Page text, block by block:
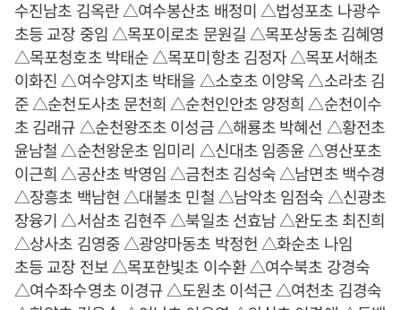
수진남초 김옥란 △여수봉산초 배정미 △법성포초 나광수
초등 교장 중임 △목포이로초 문원길 △목포상동초 김혜영
△목포청호초 박태순 △목포미항초 김정자 △목포서해초
이화진 △여수양지초 박태을 △소호초 이양옥 △소라초 김
준 △순천도사초 문천희 △순천인안초 양정희 △순천이수
초 김래규 △순천왕조초 이성금 △해룡초 박혜선 △황전초
윤남철 △순천왕운초 임미리 △신대초 임종윤 △영산포초
이근희 △공산초 박영임 △금천초 김성숙 △남면초 백수경
△장흥초 백남현 △대불초 민철 △남악초 임점숙 △신광초
장융기 △서삼초 김현주 △북일초 선효남 △완도초 최진희
△상사초 김영중 △광양마동초 박정헌 △화순초 나임
초등 교장 전보 △목포한빛초 이수환 △여수북초 강경숙
△여수좌수영초 이경규 △도원초 이석근 △여천초 김경숙